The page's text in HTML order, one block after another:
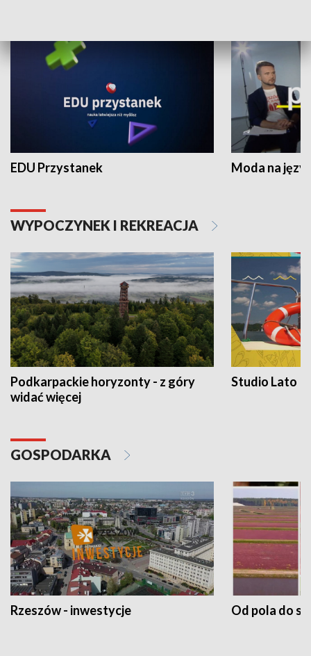
EDU Przystanek Moda na
WYPOCZYNEK I REKREACJA
Podkarpackie horyzonty - z góry
widać więcej
Studio Lato
GOSPODARKA
Rzeszów - inwestycje Od pola do